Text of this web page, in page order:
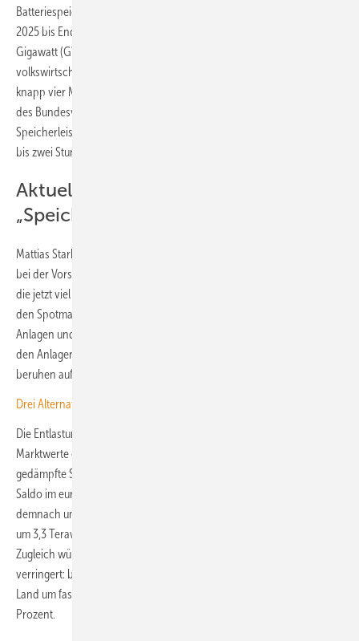
Batteriespeichern in mehreren Szenarien für den Zeitraum Januar
2025 bis Ende Mai 2026. Das Ergebnis: In diesem Zeitraum hätten 20
Gigawatt (GW) Speicherleistung mit vier Stunden Kapazität
volkswirtschaftliche Einsparungen von 5,6 Milliarden Euro ermöglicht,
knapp vier Milliarden Euro pro Jahr. Zum Vergleich: Nach Angaben
des Bundesverbandes Solarwirtschaft (BSW) beträgt die aktuelle
Speicherleistung von Großspeichern 6 GW, die in der Regel Strom ein
bis zwei Stunden speichern.
Aktuelle Probleme Folge der
„Speicherlücke“
Mattias Stark vom Bundesverband Erneuerbare Energien (BEE) sprach
bei der Vorstellung der Studie von einer „Speicherlücke“, deren Folge
die jetzt viel diskutierten Probleme seien: extreme Schwankungen bei
den Spotmarktpreisen, hohe Redispatchkosten, Abregelung von EE-
Anlagen und damit verbundene betriebswirtschaftliche Probleme bei
den Anlagenbetreibern. „Die aktuellen Herausforderungen im Markt
beruhen auf fehlender Flexibilität“, so Stark.
Drei Alternativen zum Redispatch-Vorbehalt
Die Entlastungen wiederum entstünden laut Studie durch höhere
Marktwerte erneuerbarer Energien, geringere EEG-Förderkosten,
gedämpfte Spotmarktpreise und einen günstigeren Stromkosten-
Saldo im europäischen Handel. Negative Börsenstrompreise würden
demnach um fast 70 Prozent sinken. Abregelungsmengen könnten
um 3,3 Terawattstunden oder rund 55 Prozent reduziert werden.
Zugleich würden die Finanzierungsrisiken durch § 51 EEG deutlich
verringert: bei Photovoltaik um rund 75 Prozent, bei Windenergie an
Land um fast 55 Prozent und bei Offshore-Windenergie um fast 60
Prozent.